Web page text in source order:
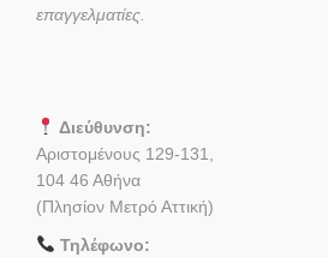
επαγγελματίες.
Διεύθυνση:
Αριστομένους 129-131,
104 46 Αθήνα
(Πλησίον Μετρό Αττική)
Τηλέφωνο: